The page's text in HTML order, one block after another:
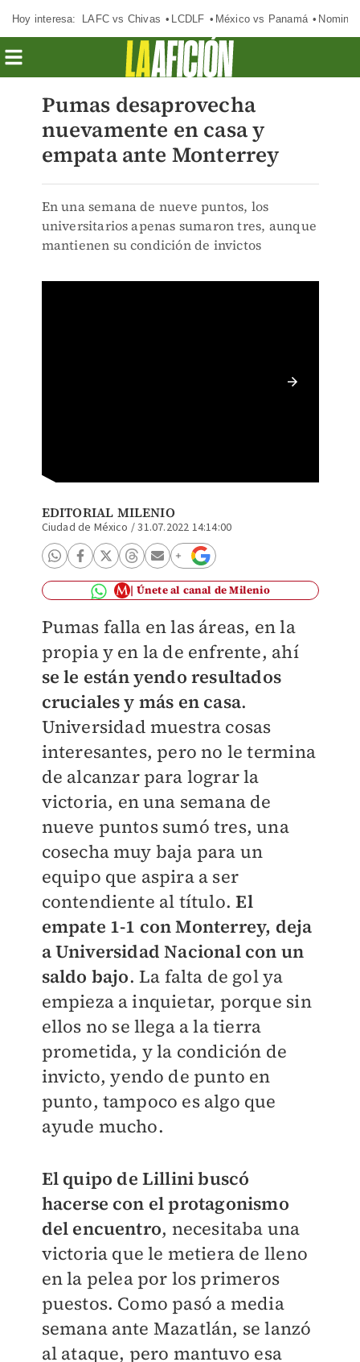
Hoy interesa: LAFC vs Chivas LCDLF México vs Panamá
Pumas desaprovecha
nuevamente en casa y
empata ante Monterrey
En una semana de nueve puntos, los
universitarios apenas sumaron tres, aunque
mantienen su condición de invictos
EDITORIAL MILENIO
Ciudad de México /31.07.2022 14:14:00
Únete al canal de Milenio
Pumas falla en las áreas, en la
propia y en la de enfrente, ahí
se le están yendo resultados
cruciales y más en casa.
Universidad muestra cosas
interesantes, pero no le termina
de alcanzar para lograr la
victoria, en una semana de
nueve puntos sumó tres, una
cosecha muy baja para un
equipo que aspira a ser
contendiente al título.El
empate 1-1 con Monterrey, deja
a Universidad Nacional con un
saldo bajo. La falta de gol ya
empieza a inquietar, porque sin
ellos no se llega a la tierra
prometida, y la condición de
invicto, yendo de punto en
punto, tampoco es algo que
ayude mucho.
El quipo de Lillini buscó
hacerse con el protagonismo
del encuentro, necesitaba una
victoria que le metiera de lleno
en la pelea por los primeros
puestos. Como pasó a media
semana ante Mazatlán, se lanzó
al ataque, pero mantuvo esa